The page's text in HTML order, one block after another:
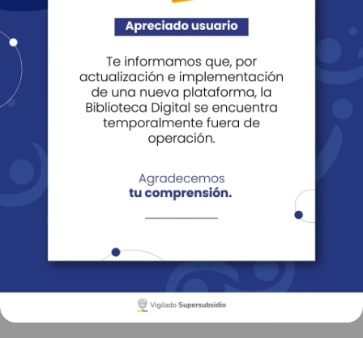
Entendido
Revista Fácil Vivir
Sedes Directorio Servicios En Línea